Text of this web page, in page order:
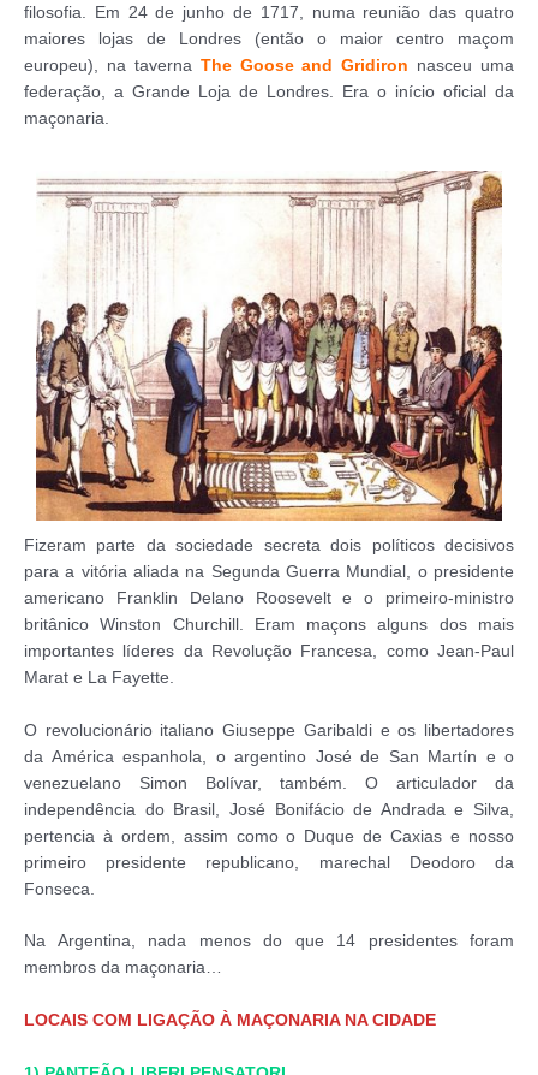
filosofia. Em 24 de junho de 1717, numa reunião das quatro
maiores lojas de Londres (então o maior centro maçom
europeu), na taverna The Goose and Gridiron nasceu uma
federação, a Grande Loja de Londres. Era o início oficial da
maçonaria.
Fizeram parte da sociedade secreta dois políticos decisivos
para a vitória aliada na Segunda Guerra Mundial, o presidente
americano Franklin Delano Roosevelt e o primeiro-ministro
britânico Winston Churchill. Eram maçons alguns dos mais
importantes líderes da Revolução Francesa, como Jean-Paul
Marat e La Fayette.
O revolucionário italiano Giuseppe Garibaldi e os libertadores
da América espanhola, o argentino José de San Martín e o
venezuelano Simon Bolívar, também. O articulador da
independência do Brasil, José Bonifácio de Andrada e Silva,
pertencia à ordem, assim como o Duque de Caxias e nosso
primeiro presidente republicano, marechal Deodoro da
Fonseca.
Na Argentina, nada menos do que 14 presidentes foram
membros da maçonaria…
LOCAIS COM LIGAÇÃO À MAÇONARIA NA CIDADE